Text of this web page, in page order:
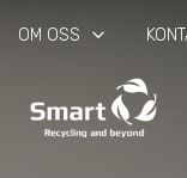
OM OSS keyboard_arrow_down